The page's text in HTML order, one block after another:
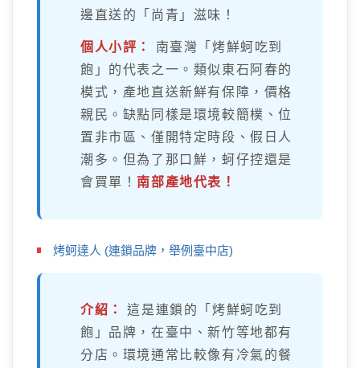
邊直送的「尚青」滋味！
個人小評：
南臺灣「烤鮮蚵吃到
飽」的代表之一。類似東石阿春的
模式，產地直送新鮮有保障，價格
親民。缺點同樣是環境較簡樸、位
置非市區、僅開特定時段、假日人
潮多。但為了那口鮮，蚵仔控還是
會買單！ 南部產地代表！
烤蚵達人 (連鎖品牌，舉例臺中店)
介紹：
這是連鎖的「烤鮮蚵吃到
飽」品牌，在臺中、新竹等地都有
分店。環境通常比較像有冷氣的餐